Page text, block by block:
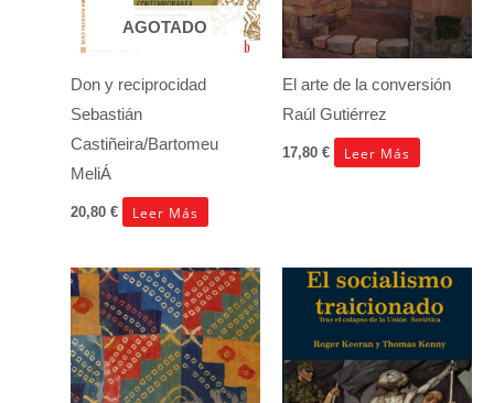
AGOTADO
Don y reciprocidad
Sebastián
Castiñeira/Bartomeu
MeliÁ
20,80 € Leer Más
El arte de la conversión
Raúl Gutiérrez
17,80 € Leer Más